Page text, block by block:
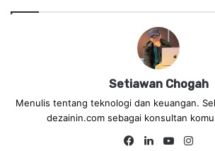
Setiawan Chogah
Menulis tentang teknologi dan keuangan.
dezainin.com sebagai konsultan
Fa
Lin
Yo